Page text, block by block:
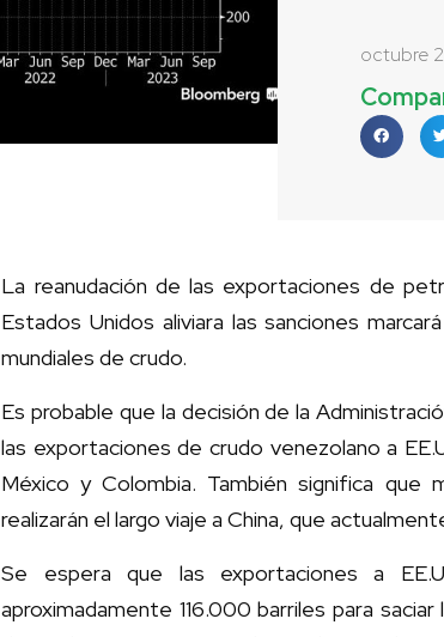
octubre
La reanudación de las exportaciones de
Estados Unidos aliviara las sanciones
mundiales de crudo.
Es probable que la decisión de la
las exportaciones de crudo venezolano a
México y Colombia. También significa que
realizarán el largo viaje a China, que
Se espera que las exportaciones a
aproximadamente 116.000 barriles para